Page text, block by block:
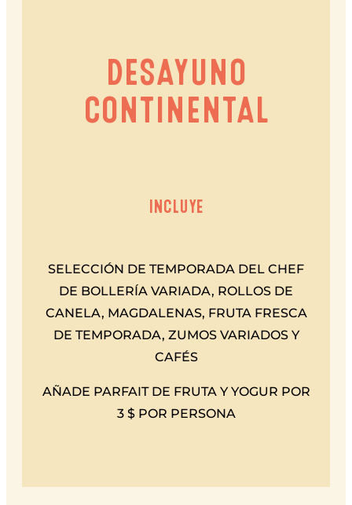
DESAYUNO
CONTINENTAL
INCLUYE
SELECCIÓN DE TEMPORADA DEL CHEF
DE BOLLERÍA VARIADA, ROLLOS DE
CANELA, MAGDALENAS, FRUTA FRESCA
DE TEMPORADA, ZUMOS VARIADOS Y
CAFÉS
AÑADE PARFAIT DE FRUTA Y YOGUR POR
3 $ POR PERSONA